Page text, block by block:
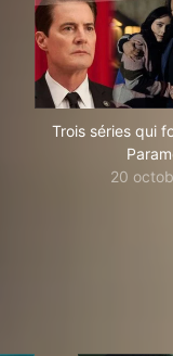
Trois séries qui
20